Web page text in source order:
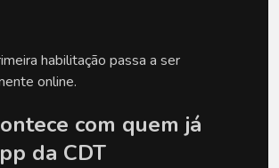
habilitação passa a ser
online.
com quem já
da CDT